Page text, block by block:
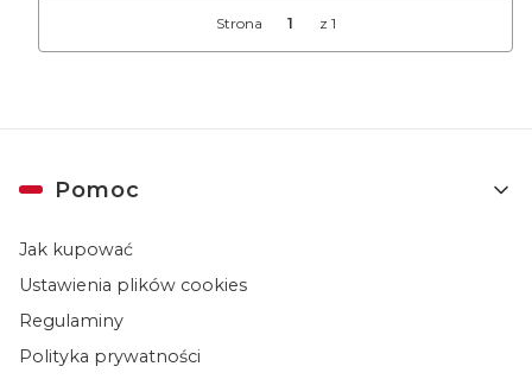
Strona z 1
Linki w stopce
Pomoc
Jak kupować
Ustawienia plików cookies
Regulaminy
Polityka prywatności